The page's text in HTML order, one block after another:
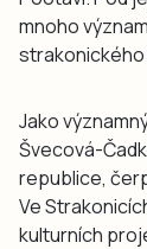
mnoho
strakonického
Jako
Švecová-
republice,
Ve
kulturních